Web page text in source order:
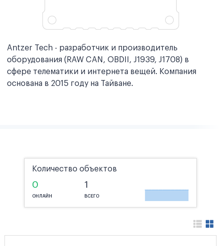
Antzer Tech - разработчик и производитель
оборудования (RAW CAN, OBDII, J1939, J1708) в
сфере телематики и интернета вещей. Компания
основана в 2015 году на Тайване.
Количество объектов
0
ОНЛАЙН
1
ВСЕГО